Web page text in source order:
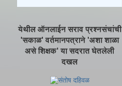
येथील ऑनलाईन सराव प्रश्नसंचांची
'सकाळ' वर्तमानपत्राने 'अशा शाळा
असे शिक्षक' या सदरात घेतलेली
दखल